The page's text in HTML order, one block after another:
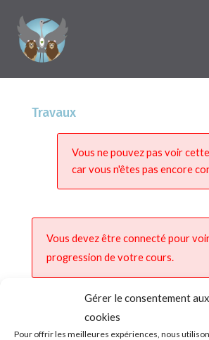
Gérer le consentement aux
cookies
Pour offrir les meilleures expériences, nous
Travaux
Vous ne pouvez pas voir
car vous n'êtes pas encore
Vous devez être connecté pour
progression de votre cours.